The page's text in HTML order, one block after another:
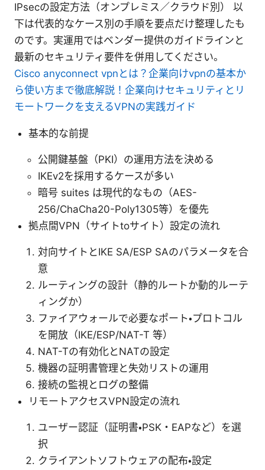
IPsecの設定方法（オンプレミス／クラウド別） 以
下は代表的なケース別の手順を要点だけ整理したも
のです。実運用ではベンダー提供のガイドラインと
最新のセキュリティ要件を併用してください。
Cisco anyconnect vpnとは？企業向けvpnの基本か
ら使い方まで徹底解説！企業向けセキュリティとリ
モートワークを支えるVPNの実践ガイド
基本的な前提
公開鍵基盤（PKI）の運用方法を決める
IKEv2を採用するケースが多い
暗号 suites は現代的なもの（AES-
256/ChaCha20-Poly1305等）を優先
拠点間VPN（サイトtoサイト）設定の流れ
対向サイトとIKE SA/ESP SAのパラメータを合
意
ルーティングの設計（静的ルートか動的ルーテ
ィングか）
ファイアウォールで必要なポート・プロトコル
を開放（IKE/ESP/NAT-T 等）
NAT-Tの有効化とNATの設定
機器の証明書管理と失効リストの運用
接続の監視とログの整備
リモートアクセスVPN設定の流れ
ユーザー認証（証明書・PSK・EAPなど）を選
択
クライアントソフトウェアの配布・設定